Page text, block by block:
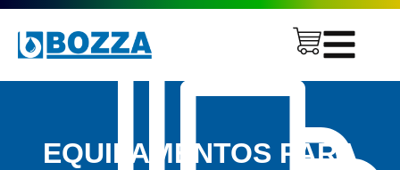
EQUIPAMENTOS PARA